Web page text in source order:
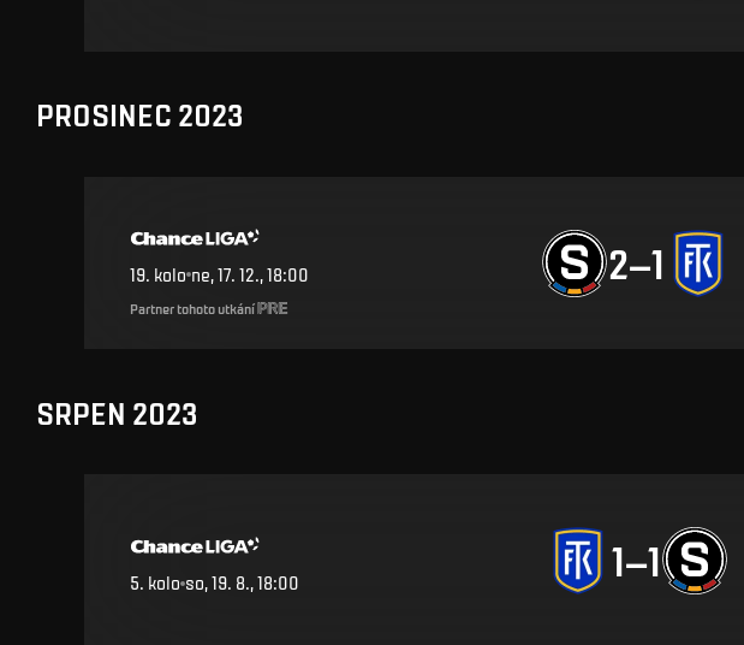
PROSINEC 2023
19. kolo ne, 17. 12., 18:00 2–1
Partner tohoto utkání
SRPEN 2023
5. kolo so, 19. 8., 18:00 1–1